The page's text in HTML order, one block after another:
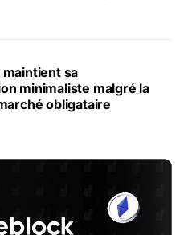
sa
minimaliste malgré la
obligataire